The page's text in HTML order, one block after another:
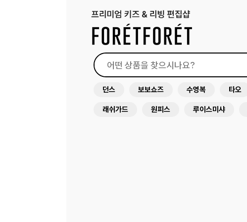
던스 보보쇼즈 수영복 타오
래쉬가드 원피스 루이스미샤